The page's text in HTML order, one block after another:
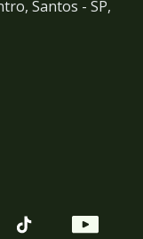
Santos - SP,